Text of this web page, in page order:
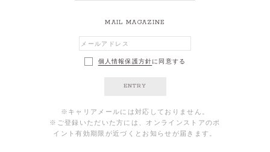
MAIL MAGAZINE
個人情報保護方針に同意する
ENTRY
※キャリアメールには対応しておりません。
※ご登録いただいた方には、オンラインストアのポ
イント有効期限が近づくとお知らせが届きます。